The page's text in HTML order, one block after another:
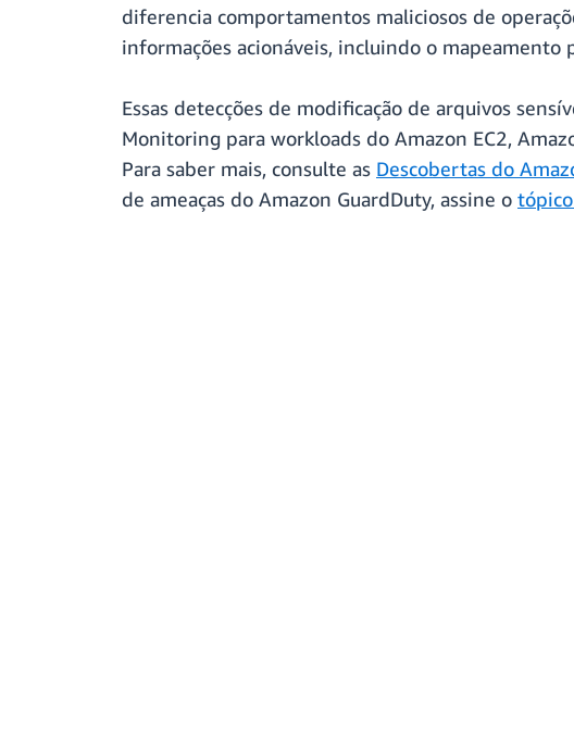
diferencia comportamentos maliciosos de
informações acionáveis, incluindo o mapeamento
Essas detecções de modificação de arquivos
Monitoring para workloads do Amazon EC2,
Para saber mais, consulte as Descobertas do
de ameaças do Amazon GuardDuty, assine o